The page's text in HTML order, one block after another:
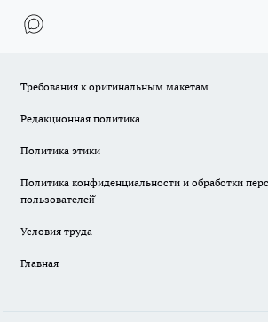
Требования к оригинальным макетам
Редакционная политика
Политика этики
Политика конфиденциальности и обработки
пользователей̆
Условия труда
Главная